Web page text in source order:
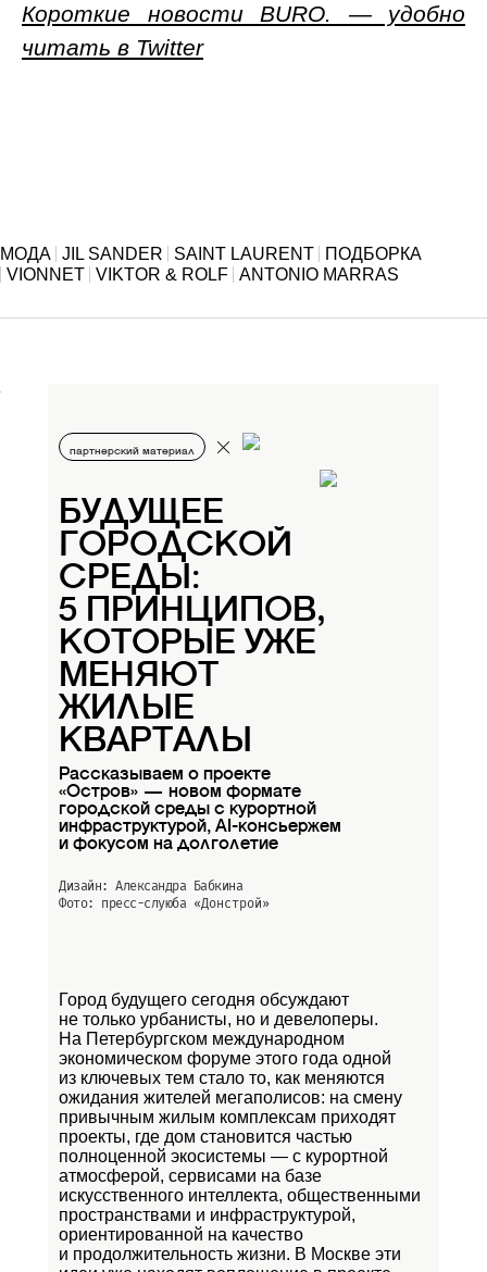
Короткие новости BURO. — удобно
читать в Twitter
МОДА JIL SANDER SAINT LAURENT
ПОДБОРКА
VIONNET VIKTOR & ROLF ANTONIO MARRAS
партнерский материал
БУДУЩЕЕ
ГОРОДСКОЙ
СРЕДЫ:
5 ПРИНЦИПОВ,
КОТОРЫЕ УЖЕ
МЕНЯЮТ
ЖИЛЫЕ
КВАРТАЛЫ
Рассказываем о проекте
«Остров» — новом формате
городской среды с курортной
инфраструктурой, AI-консьержем
и фокусом на долголетие
Дизайн: Александра Бабкина
Фото: пресс-слуюба «Донстрой»
Город будущего сегодня обсуждают
не только урбанисты, но и девелоперы.
На Петербургском международном
экономическом форуме этого года одной
из ключевых тем стало то, как меняются
ожидания жителей мегаполисов: на смену
привычным жилым комплексам приходят
проекты, где дом становится частью
полноценной экосистемы — с курортной
атмосферой, сервисами на базе
искусственного интеллекта, общественными
пространствами и инфраструктурой,
ориентированной на качество
и продолжительность жизни. В Москве эти